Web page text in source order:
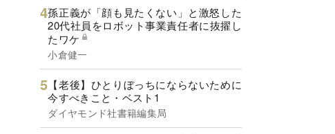
孫正義が「顔も見たくない」と激怒した
20代社員をロボット事業責任者に抜擢し
たワケ
小倉健一
【老後】ひとりぼっちにならないために
今すべきこと・ベスト1
ダイヤモンド社書籍編集局